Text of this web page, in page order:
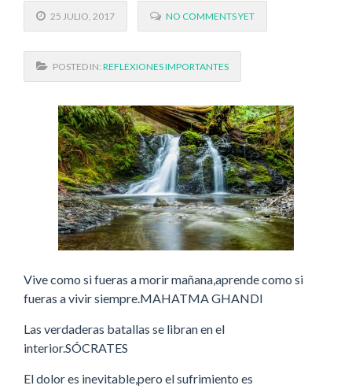
25 JULIO, 2017 NO COMMENTS YET
POSTED IN: REFLEXIONES IMPORTANTES
Vive como si fueras a morir mañana,aprende como si
fueras a vivir siempre.MAHATMA GHANDI
Las verdaderas batallas se libran en el
interior.SÓCRATES
El dolor es inevitable,pero el sufrimiento es